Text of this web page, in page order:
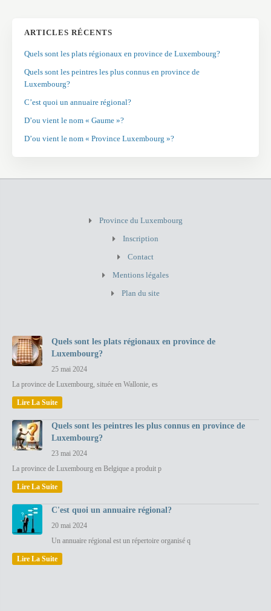
ARTICLES RÉCENTS
Quels sont les plats régionaux en province de Luxembourg?
Quels sont les peintres les plus connus en province de
Luxembourg?
C’est quoi un annuaire régional?
D’ou vient le nom « Gaume »?
D’ou vient le nom « Province Luxembourg »?
Province du Luxembourg
Inscription
Contact
Mentions légales
Plan du site
Quels sont les plats régionaux en province de
Luxembourg?
25 mai 2024
La province de Luxembourg, située en Wallonie, es
Lire La Suite
Quels sont les peintres les plus connus en province de
Luxembourg?
23 mai 2024
La province de Luxembourg en Belgique a produit p
Lire La Suite
C'est quoi un annuaire régional?
20 mai 2024
Un annuaire régional est un répertoire organisé q
Lire La Suite